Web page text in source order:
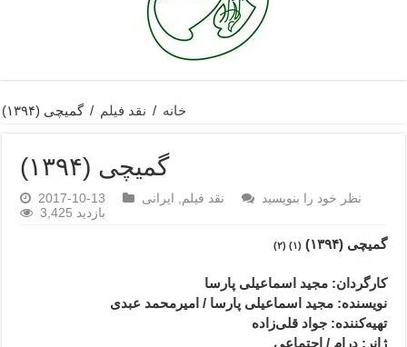
خانه / نقد فیلم / گمیچی (۱۳۹۴)
گمیچی (۱۳۹۴)
2017-10-13 نقد فیلم ایرانی
نظر خود را بنویسید
3,425 بازدید
گمیچی (۱۳۹۴) (۱) (۲)
کارگردان: مجید اسماعیلی پارسا
نویسنده: مجید اسماعیلی پارسا / امیرمحمد عبدی
تهیه‌کننده: جواد قلی‌زاده
ژانر : درام / اجتماعی